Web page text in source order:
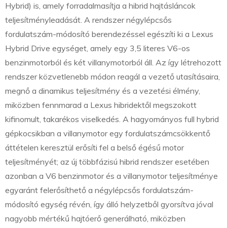
Hybrid) is, amely forradalmasítja a hibrid hajtásláncok
teljesítményleadását. A rendszer négylépcsős
fordulatszám-módosító berendezéssel egészíti ki a Lexus
Hybrid Drive egységet, amely egy 3,5 literes V6-os
benzinmotorból és két villanymotorból áll. Az így létrehozott
rendszer közvetlenebb módon reagál a vezető utasításaira,
megnő a dinamikus teljesítmény és a vezetési élmény,
miközben fennmarad a Lexus hibridektől megszokott
kifinomult, takarékos viselkedés. A hagyományos full hybrid
gépkocsikban a villanymotor egy fordulatszámcsökkentő
áttételen keresztül erősíti fel a belső égésű motor
teljesítményét; az új többfázisú hibrid rendszer esetében
azonban a V6 benzinmotor és a villanymotor teljesítménye
egyaránt felerősíthető a négylépcsős fordulatszám-
módosító egység révén, így álló helyzetből gyorsítva jóval
nagyobb mértékű hajtóerő generálható, miközben